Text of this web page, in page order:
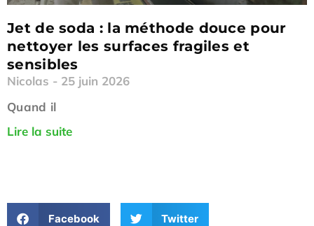
Jet de soda : la méthode douce pour
nettoyer les surfaces fragiles et
sensibles
Nicolas
25 juin 2026
Quand il
Lire la suite
Facebook Twitter